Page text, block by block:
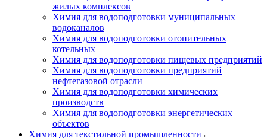
жилых комплексов
Химия для водоподготовки муниципальных
водоканалов
Химия для водоподготовки отопительных
котельных
Химия для водоподготовки пищевых предприятий
Химия для водоподготовки предприятий
нефтегазовой отрасли
Химия для водоподготовки химических
производств
Химия для водоподготовки энергетических
объектов
Химия для текстильной промышленности